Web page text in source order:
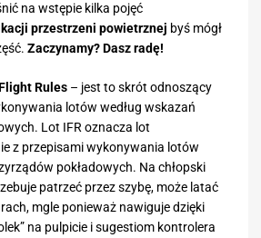
na wstępie kilka pojęć
przestrzeni powietrznej byś mógł
Zaczynamy? Dasz radę!
Rules – jest to skrót odnoszący
lotów według wskazań
Lot IFR oznacza lot
z przepisami wykonywania lotów
pokładowych. Na chłopski
patrzeć przez szybę, może latać
mgle ponieważ nawiguje dzięki
na pulpicie i sugestiom kontrolera